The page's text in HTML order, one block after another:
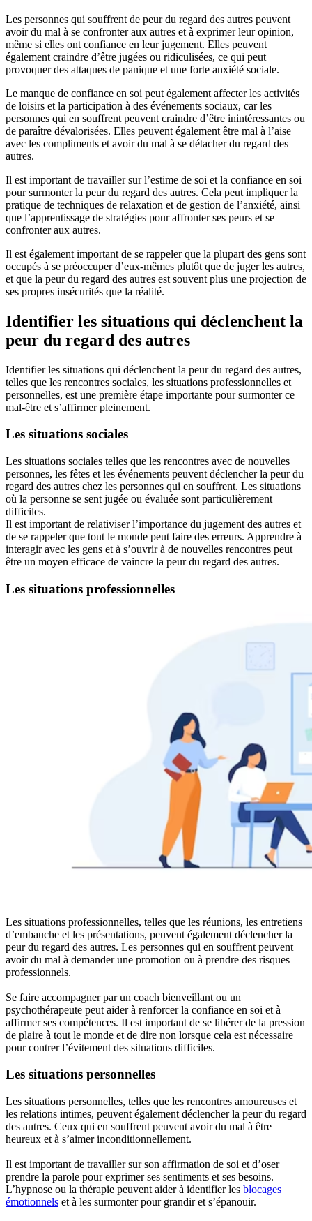
Les personnes qui souffrent de peur du regard des autres peuvent
avoir du mal à se confronter aux autres et à exprimer leur opinion,
même si elles ont confiance en leur jugement. Elles peuvent
également craindre d’être jugées ou ridiculisées, ce qui peut
provoquer des attaques de panique et une forte anxiété sociale.
Le manque de confiance en soi peut également affecter les activités
de loisirs et la participation à des événements sociaux, car les
personnes qui en souffrent peuvent craindre d’être inintéressantes ou
de paraître dévalorisées. Elles peuvent également être mal à l’aise
avec les compliments et avoir du mal à se détacher du regard des
autres.
Il est important de travailler sur l’estime de soi et la confiance en soi
pour surmonter la peur du regard des autres. Cela peut impliquer la
pratique de techniques de relaxation et de gestion de l’anxiété, ainsi
que l’apprentissage de stratégies pour affronter ses peurs et se
confronter aux autres.
Il est également important de se rappeler que la plupart des gens sont
occupés à se préoccuper d’eux-mêmes plutôt que de juger les autres,
et que la peur du regard des autres est souvent plus une projection de
ses propres insécurités que la réalité.
Identifier les situations qui déclenchent la
peur du regard des autres
Identifier les situations qui déclenchent la peur du regard des autres,
telles que les rencontres sociales, les situations professionnelles et
personnelles, est une première étape importante pour surmonter ce
mal-être et s’affirmer pleinement.
Les situations sociales
Les situations sociales telles que les rencontres avec de nouvelles
personnes, les fêtes et les événements peuvent déclencher la peur du
regard des autres chez les personnes qui en souffrent. Les situations
où la personne se sent jugée ou évaluée sont particulièrement
difficiles.
Il est important de relativiser l’importance du jugement des autres et
de se rappeler que tout le monde peut faire des erreurs. Apprendre à
interagir avec les gens et à s’ouvrir à de nouvelles rencontres peut
être un moyen efficace de vaincre la peur du regard des autres.
Les situations professionnelles
Les situations professionnelles, telles que les réunions, les entretiens
d’embauche et les présentations, peuvent également déclencher la
peur du regard des autres. Les personnes qui en souffrent peuvent
avoir du mal à demander une promotion ou à prendre des risques
professionnels.
Se faire accompagner par un coach bienveillant ou un
psychothérapeute peut aider à renforcer la confiance en soi et à
affirmer ses compétences. Il est important de se libérer de la pression
de plaire à tout le monde et de dire non lorsque cela est nécessaire
pour contrer l’évitement des situations difficiles.
Les situations personnelles
Les situations personnelles, telles que les rencontres amoureuses et
les relations intimes, peuvent également déclencher la peur du regard
des autres. Ceux qui en souffrent peuvent avoir du mal à être
heureux et à s’aimer inconditionnellement.
Il est important de travailler sur son affirmation de soi et d’oser
prendre la parole pour exprimer ses sentiments et ses besoins.
L’hypnose ou la thérapie peuvent aider à identifier les blocages
émotionnels et à les surmonter pour grandir et s’épanouir.